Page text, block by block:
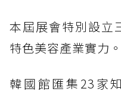
本屆展會特別設立
特色美容產業實力。
韓國館匯集23家